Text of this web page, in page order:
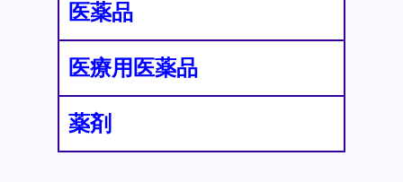
医薬品
医療用医薬品
薬剤